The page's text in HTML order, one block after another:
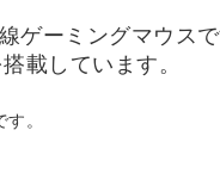
ゲーミングマウスで
載しています。
。